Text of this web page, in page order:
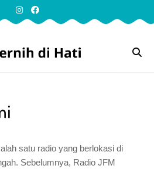
satu radio yang berlokasi di
Sebelumnya, Radio JFM